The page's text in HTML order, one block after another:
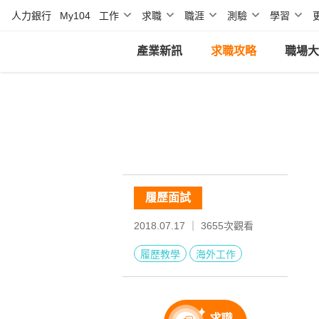
人力銀行 My104 工作 求職 職涯 測驗 學習
產業新訊 求職攻略 職場
履歷面試
2018.07.17 ｜ 3655次觀看
履歷教學 海外工作